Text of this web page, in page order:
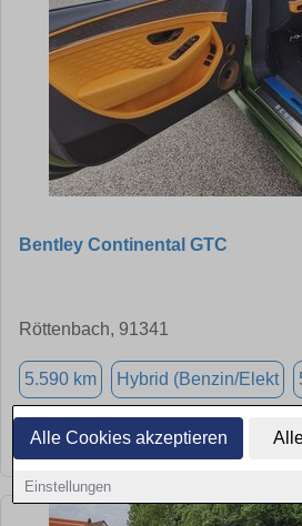
Alle Cookies akzeptieren
Einstellungen
Bentley Continental GTC
Röttenbach, 91341
5.590 km Hybrid (Benzin/Elekt
★